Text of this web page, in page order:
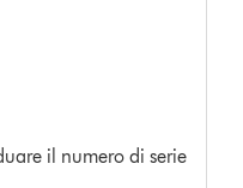
il numero di serie